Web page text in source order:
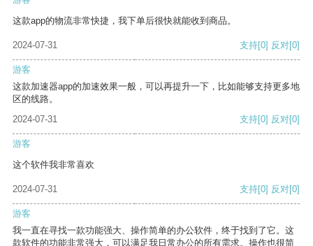
这款app的物流非常快捷，我下单后很快就能收到商品。
2024-07-31 支持[0] 反对[0]
游客
这款加速器app的加速效果一般，可以再提升一下，比如能够支持更多地
区的线路。
2024-07-31
支持[0] 反对[0]
游客
这个软件我非常喜欢
2024-07-31 支持[0] 反对[0]
游客
我一直在寻找一款功能强大、操作简单的办公软件，终于找到了它。这
款软件的功能非常强大，可以满足我日常办公的所有需求。操作也很简